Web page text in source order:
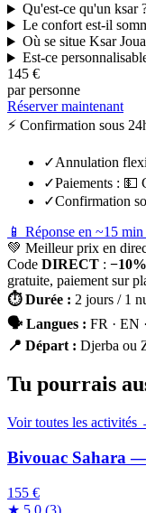
Qu'est-ce qu'un ksar
Le confort est-il
Où se situe Ksar
Est-ce
145 €
par personne
Réserver maintenant
⚡ Confirmation sous
✓Annulation
✓Paiements : 💵
✓Confirmation
📱 Réponse en ~15
💚 Meilleur prix en
Code DIRECT : −10%
gratuite, paiement sur
⏱Durée : 2 jours / 1
🗣 Langues : FR · EN
📍 Départ: Djerba ou
Tu pourrais
Voir toutes les activités
Bivouac Sahara
155 €
★ 5.0 (3)